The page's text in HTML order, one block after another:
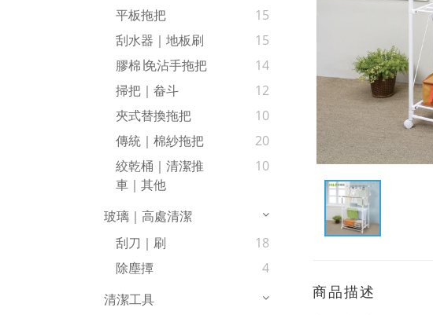
平板拖把
15
刮水器｜地板刷
15
膠棉∣免沾手拖把
14
掃把｜畚斗
12
夾式替換拖把
10
傳統｜棉紗拖把
20
絞乾桶｜清潔推
車｜其他
10
玻璃｜高處清潔
刮刀｜刷
18
除塵撢
4
清潔工具
商品描述